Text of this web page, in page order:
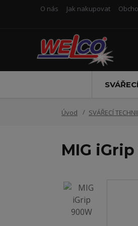
O nás Jak nakupovat
Úvod SVÁŘECÍ
MIG